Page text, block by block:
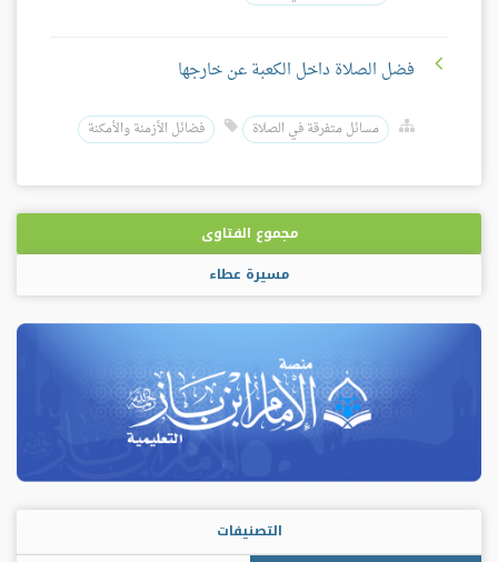
فضل الصلاة داخل الكعبة عن خارجها
مسائل متفرقة في الصلاة فضائل الأزمنة والأمكنة
مجموع الفتاوى
مسيرة عطاء
التصنيفات